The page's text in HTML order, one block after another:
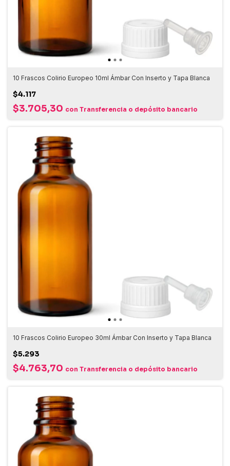
10 Frascos Colirio Europeo 10ml Ámbar Con Inserto y Tapa Blanca
$4.117
$3.705,30 con Transferencia o depósito bancario
10 Frascos Colirio Europeo 30ml Ámbar Con Inserto y Tapa Blanca
$5.293
$4.763,70 con Transferencia o depósito bancario